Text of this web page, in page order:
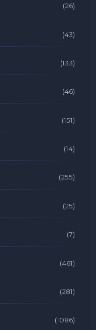
(26)
(43)
(133)
(46)
(151)
(14)
(255)
(25)
(7)
(461)
(281)
(1086)